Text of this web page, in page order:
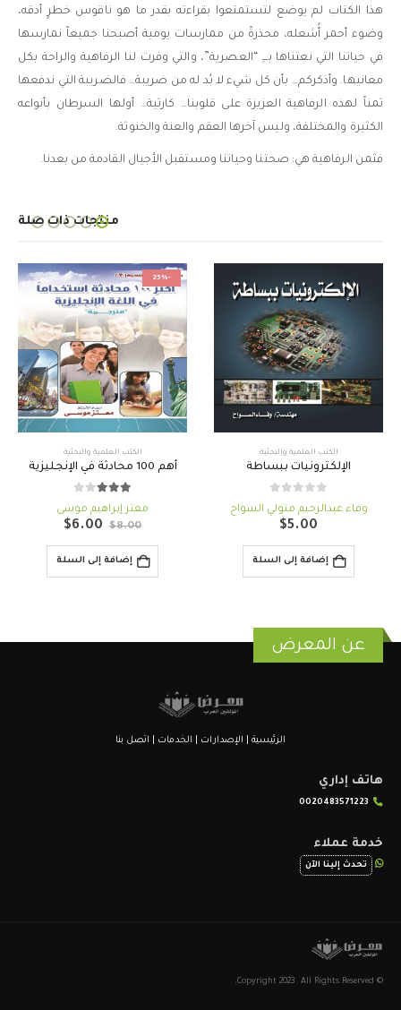
هذا الكتاب لم يوضع لتستمتعوا بقراءته بقدر ما هو ناقوس خطرٍ أدقه،
وضوء أحمر أُشعله، محذرةً من ممارسات يومية أصبحنا جميعاً نمارسها
في حياتنا التي نعتناها بـــِ “العصرية”، والتي وفرت لنا الرفاهية والراحة بكل
معانيها. وأذكركم… بأن كل شيء لا بُد له من ضريبة… فالضريبة التي ندفعها
ثمناً لهذه الرفاهية العزيزة على قلوبنا… كارثية… أولها السرطان بأنواعه
الكثيرة والمختلفة، وليس آخرها العقم والعنة والخنوثة.
فثمن الرفاهية هي: صحتنا وحياتنا ومستقبل الأجيال القادمة من بعدنا.
منتجات ذات صلة
الكتب العلمية والبحثية
الإلكترونيات ببساطة
0
وفاء عبدالرحيم متولي السواح
$5.00
إضافة إلى السلة
-25%
الكتب العلمية والبحثية
أهم 100 محادثة في الإنجليزية
3.00
معتز إبراهيم موسى
$8.00
السعر
هو:
$8.00.
$6.00 السعر
هو:إضافة إلى السلة
عن المعرض
الرئيسية الإصدارات الخدمات اتصل بنا
هاتف إداري
0020483571223
خدمة عملاء
تحدث إلينا الآن
© Copyright 2023. All Rights Reserved.